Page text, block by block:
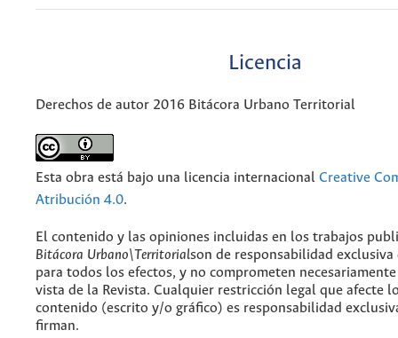
Licencia
Derechos de autor 2016 Bitácora Urbano Territorial
Esta obra está bajo una licencia internacional Creative
Atribución 4.0.
El contenido y las opiniones incluidas en los trabajos
Bitácora Urbano\Territorialson de responsabilidad exclusiva
para todos los efectos, y no comprometen
vista de la Revista. Cualquier restricción legal que afecte
contenido (escrito y/o gráfico) es responsabilidad
firman.